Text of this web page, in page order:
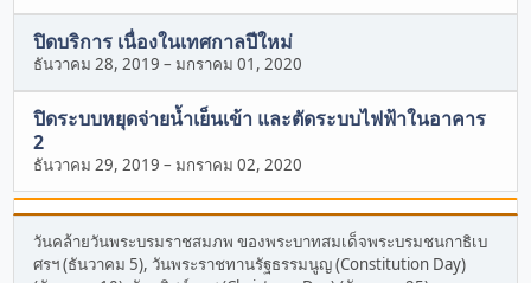
ปิดบริการ เนื่องในเทศกาลปีใหม่
ธันวาคม 28, 2019 –มกราคม 01, 2020
ปิดระบบหยุดจ่ายน้ำเย็นเข้า และตัดระบบไฟฟ้าในอาคาร
2
ธันวาคม 29, 2019 –มกราคม 02, 2020
วันคล้ายวันพระบรมราชสมภพ ของพระบาทสมเด็จพระบรมชนกาธิเบ
ศรฯ (ธันวาคม 5), วันพระราชทานรัฐธรรมนูญ (Constitution Day)